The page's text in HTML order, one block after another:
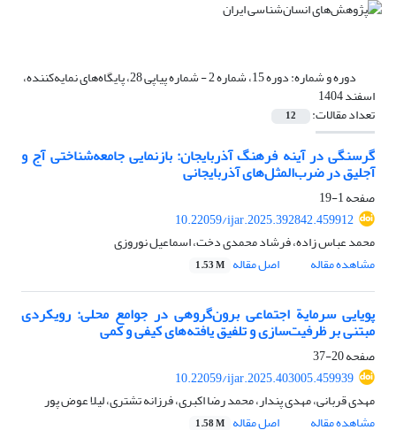
دوره و شماره: دوره 15، شماره 2 - شماره پیاپی 28، پایگاه‌های نمایه‌کننده،
اسفند 1404
تعداد مقالات: 12
گرسنگی در آینه فرهنگ آذربایجان: بازنمایی جامعه‌شناختی آج و
آجلیق در ضرب‌المثل‌های آذربایجانی
صفحه1-19
10.22059/ijar.2025.392842.459912
محمد عباس زاده، فرشاد محمدی دخت، اسماعیل نوروزی
مشاهده مقاله
اصل مقاله 1.53 M
پویایی سرمایة اجتماعی برون‌گروهی در جوامع محلی: رویکردی
مبتنی بر ظرفیت‌سازی و تلفیق یافته‌های کیفی و کمی
صفحه20-37
10.22059/ijar.2025.403005.459939
مهدی قربانی، مهدی پندار، محمد رضا اکبری، فرزانه تشتری، لیلا عوض پور
مشاهده مقاله
اصل مقاله 1.58 M